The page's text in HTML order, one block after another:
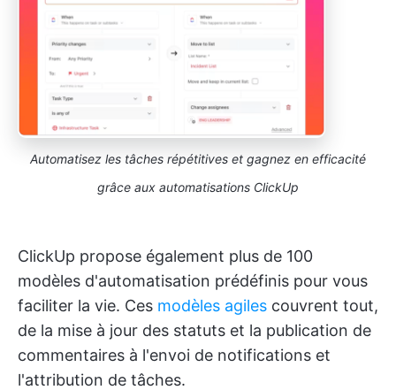
Automatisez les tâches répétitives et gagnez en efficacité
grâce aux automatisations ClickUp
ClickUp propose également plus de 100
modèles d'automatisation prédéfinis pour vous
faciliter la vie. Ces modèles agiles couvrent tout,
de la mise à jour des statuts et la publication de
commentaires à l'envoi de notifications et
l'attribution de tâches.